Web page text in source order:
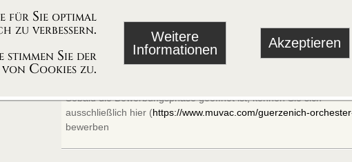
Männern sowie des Zusatzprädikats DIVERSITY.
Bewerbungsadresse:
Sobald die Bewerbungsphase geöffnet ist, können Sie sich
ausschließlich hier (https://www.muvac.com/guerzenich-
bewerben
für Sie optimal
zu verbessern.
Sie der
Cookies zu.
Weitere
Informationen
Akzeptieren